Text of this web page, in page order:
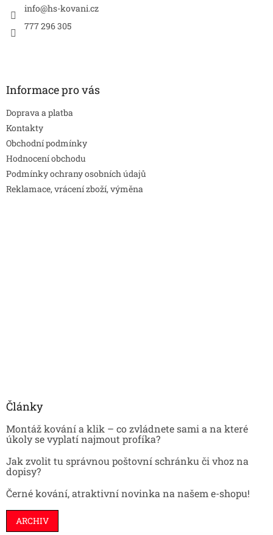
info@hs-kovani.cz
777 296 305
Informace pro vás
Doprava a platba
Kontakty
Obchodní podmínky
Hodnocení obchodu
Podmínky ochrany osobních údajů
Reklamace, vrácení zboží, výměna
Články
Montáž kování a klik – co zvládnete sami a na které
úkoly se vyplatí najmout profíka?
Jak zvolit tu správnou poštovní schránku či vhoz na
dopisy?
Černé kování, atraktivní novinka na našem e-shopu!
ARCHIV